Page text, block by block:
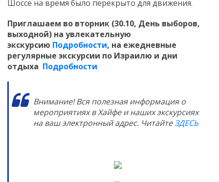
Шоссе на время было перекрыто для движения.
Приглашаем во вторник (30.10, День выборов,
выходной) на увлекательную
экскурсию Подробности, на ежедневные
регулярные экскурсии по Израилю и дни
отдыха Подробности
Внимание! Вся полезная информация о
мероприятиях в Хайфе и наших экскурсиях
на ваш электронный адрес. ЧитайтеЗДЕСЬ